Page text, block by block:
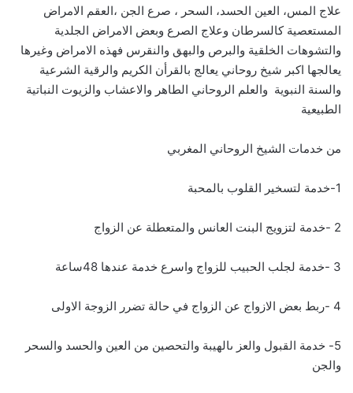
علاج المس، العين الحسد، السحر ، صرع الجن ،العقم الامراض
المستعصية كالسرطان وعلاج الصرع وبعض الامراض الجلدية
والتشوهات الخلقية والبرص والبهق والنقرس فهذه الامراض وغيرها
يعالجها اكبر شيخ روحاني يعالج بالقرأن الكريم والرقية الشرعية
والسنة النبوية والعلم الروحاني الطاهر والاعشاب والزيوت النباتية
الطبيعية
من خدمات الشيخ الروحاني المغربي
1-خدمة لتسخير القلوب بالمحبة
2 -خدمة لتزويج البنت العانس والمتعطلة عن الزواج
3 -خدمة لجلب الحبيب للزواج واسرع خدمة عندها 48ساعة
4 -ربط بعض الازواج عن الزواج في حالة تضرر الزوجة الاولى
5- خدمة القبول والعز ىالهيبة والتحصين من العين والحسد والسحر
والجن